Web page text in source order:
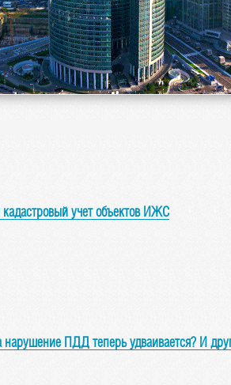
кадастровый учет объектов ИЖС
нарушение ПДД теперь удваивается? И